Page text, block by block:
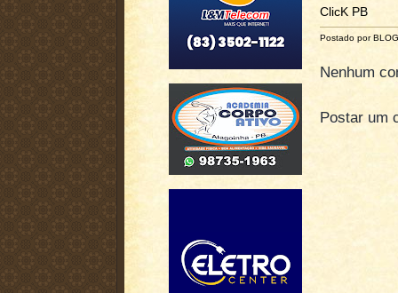
ClicK PB
Postado por
Nenhum
Postar um